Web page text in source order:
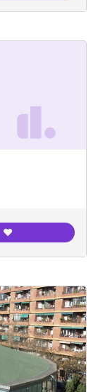
❤️Entrevista al Jesús